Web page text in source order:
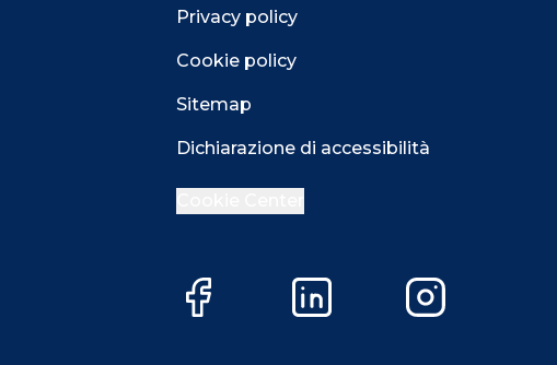
Privacy policy
Cookie policy
Sitemap
Dichiarazione di accessibilità
Facebook LinkedIn Instagram